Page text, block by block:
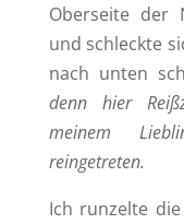
Oberseite der
und schleckte
nach unten
denn hier
meinem
reingetreten.
Ich runzelte die